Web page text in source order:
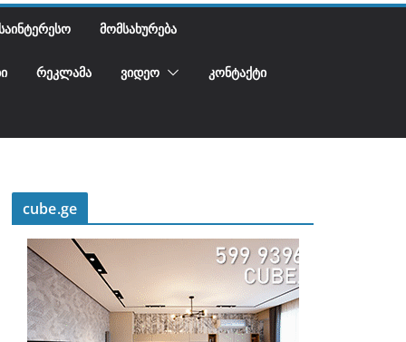
ᲡᲐᲘᲜᲢᲔᲠᲔᲡᲝ ᲛᲝᲛᲡᲐᲮᲣᲠᲔᲑᲐ
ᲠᲔᲙᲚᲐᲛᲐ ᲕᲘᲓᲔᲝ ᲙᲝᲜᲢᲐᲥᲢᲘ
cube.ge